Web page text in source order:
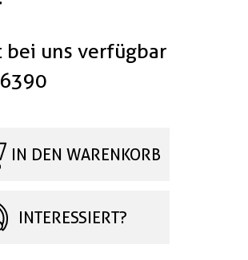
bei uns verfügbar
IN DEN WARENKORB
INTERESSIERT?